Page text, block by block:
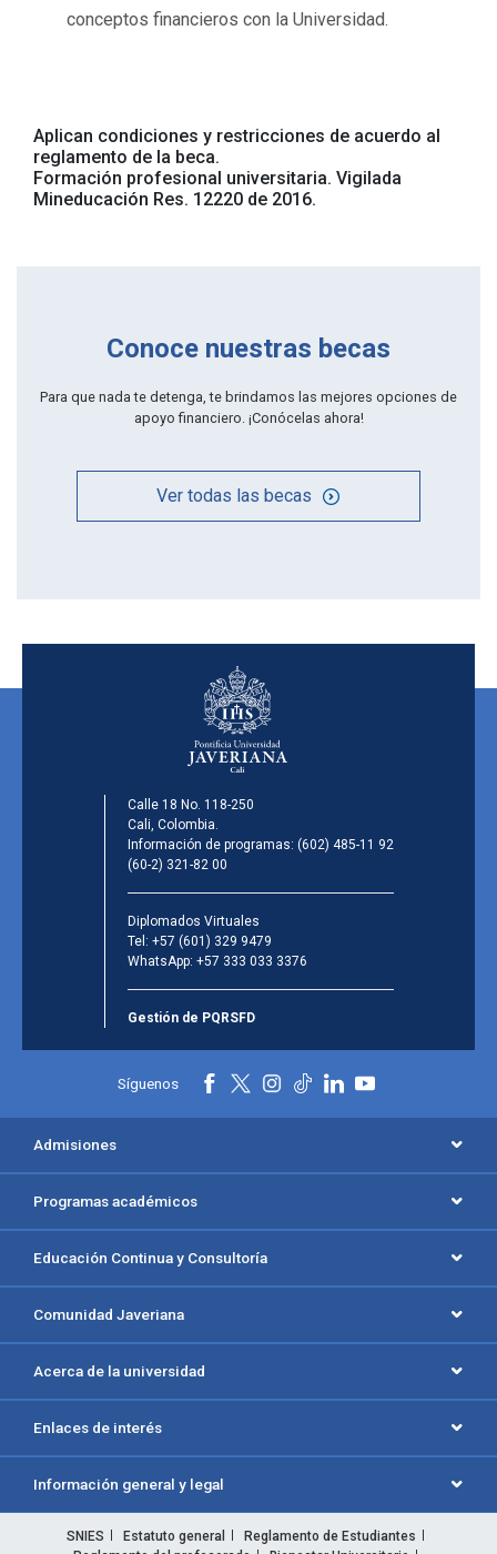
conceptos financieros con la Universidad.
Aplican condiciones y restricciones de acuerdo al
reglamento de la beca.
Formación profesional universitaria. Vigilada
Mineducación Res. 12220 de 2016.
Conoce nuestras becas
Para que nada te detenga, te brindamos las mejores opciones de
apoyo financiero. ¡Conócelas ahora!
Ver todas las becas
Calle 18 No. 118-250
Cali, Colombia.
Información de programas: (602) 485-11 92
(60-2) 321-82 00
Diplomados Virtuales
Tel: +57 (601) 329 9479
WhatsApp: +57 333 033 3376
Gestión de PQRSFD
Síguenos
Admisiones
Programas académicos
Educación Continua y Consultoría
Comunidad Javeriana
Acerca de la universidad
Enlaces de interés
Información general y legal
SNIES Estatuto general
Reglamento de Estudiantes